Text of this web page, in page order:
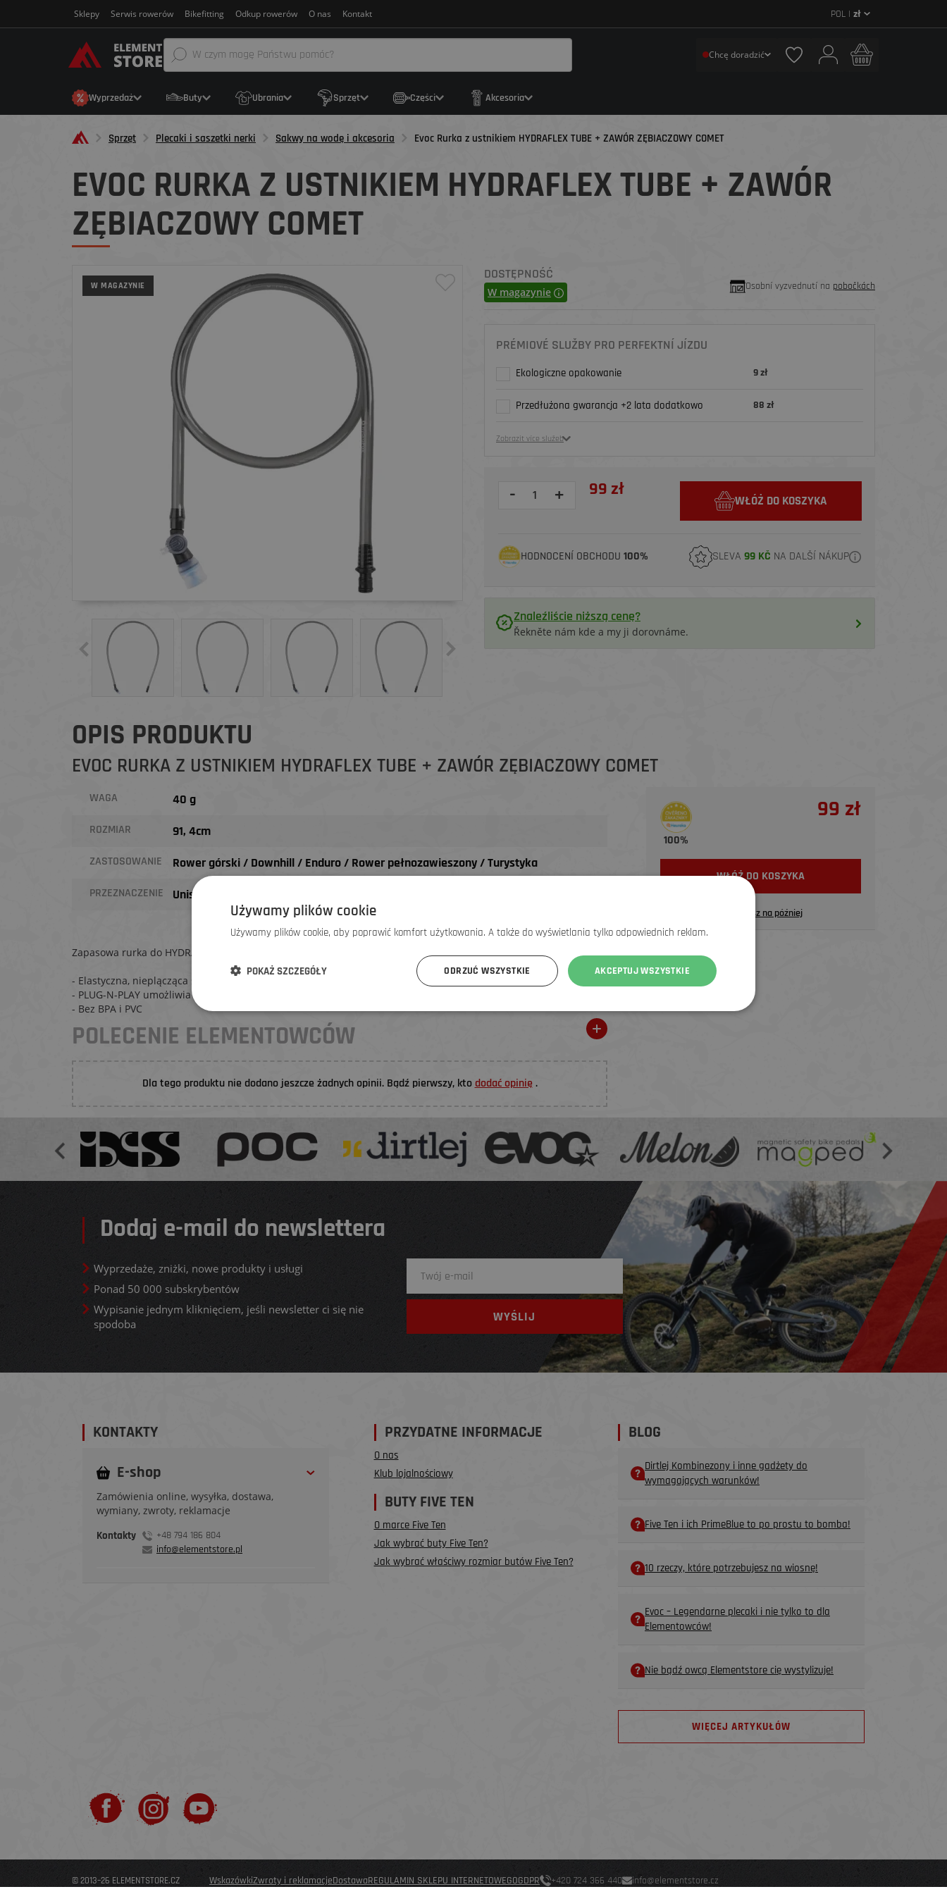
Sklepy Serwis rowerów Bikefitting Odkup rowerów O nas Kontakt POL | zł
Chcę doradzić
Wyprzedaż Buty Ubrania Sprzęt Części Akcesoria
Sprzęt Plecaki i saszetki nerki Sakwy na wodę i akcesoria Evoc Rurka z ustnikiem HYDRAFLEX TUBE + ZAWÓR ZĘBIACZOWY COMET
EVOC RURKA Z USTNIKIEM HYDRAFLEX TUBE + ZAWÓR
ZĘBIACZOWY COMET
W MAGAZYNIE
DOSTĘPNOŚĆ
W magazynie Osobní vyzvednutí na pobočkách
PRÉMIOVÉ SLUŽBY PRO PERFEKTNÍ JÍZDU
Ekologiczne opakowanie 9 zł
Przedłużona gwarancja +2 lata dodatkowo 88 zł
Zobrazit více služeb
- + 99 zł
WŁÓŻ DO KOSZYKA
HODNOCENÍ OBCHODU 100% SLEVA 99 KČ NA DALŠÍ NÁKUP
Znaleźliście niższą cenę?
Řekněte nám kde a my ji dorovnáme.
OPIS PRODUKTU
EVOC RURKA Z USTNIKIEM HYDRAFLEX TUBE + ZAWÓR ZĘBIACZOWY COMET
WAGA 40 g
ROZMIAR 91, 4cm
ZASTOSOWANIE Rower górski / Downhill / Enduro / Rower pełnozawieszony / Turystyka
PRZEZNACZENIE Unisex
Zapasowa rurka do HYDRATION BLADDER z konektorem PLUG N PLAY i ustnikiem COMET BITE VALVE
- Elastyczna, nieplącząca się rurka o długości 91,4 cm (36") zapewnia stabilny przepływ
- PLUG-N-PLAY umożliwia szybkie odłączenie rurki
- Bez BPA i PVC
POLECENIE ELEMENTOWCÓW
Dla tego produktu nie dodano jeszcze żadnych opinii. Bądź pierwszy, kto dodać opinię .
100%
99 zł
WŁÓŻ DO KOSZYKA
Zapisz na później
Dodaj e-mail do newslettera
Wyprzedaże, zniżki, nowe produkty i usługi
Ponad 50 000 subskrybentów
Wypisanie jednym kliknięciem, jeśli newsletter ci się nie
spodoba
KONTAKTY
E-shop
Zamówienia online, wysyłka, dostawa,
wymiany, zwroty, reklamacje
Kontakty
+48 794 186 804
info@elementstore.pl
PRZYDATNE INFORMACJE
O nas
Klub lojalnościowy
BUTY FIVE TEN
O marce Five Ten
Jak wybrać buty Five Ten?
Jak wybrać właściwy rozmiar butów Five Ten?
BLOG
Dirtlej Kombinezony i inne gadżety do
wymagających warunków!
Five Ten i ich PrimeBlue to po prostu to bomba!
10 rzeczy, które potrzebujesz na wiosnę!
Evoc – Legendarne plecaki i nie tylko to dla
Elementowców!
Nie bądź owcą Elementstore cię wystylizuje!
WIĘCEJ ARTYKUŁÓW
© 2013–26 ELEMENTSTORE.CZ WskazówkiZwroty i reklamacjeDostawaREGULAMIN SKLEPU INTERNETOWEGOGDPR +420 724 366 440 info@elementstore.cz
Używamy plików cookie
Używamy plików cookie, aby poprawić komfort użytkowania. A także do wyświetlania tylko odpowiednich reklam.
AKCEPTUJ WSZYSTKIE
ODRZUĆ WSZYSTKIE
POKAŻ SZCZEGÓŁY